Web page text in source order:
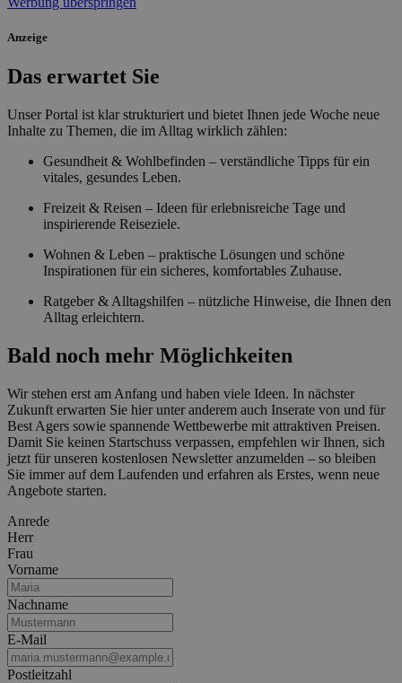
Anzeige
Das erwartet Sie
Unser Portal ist klar strukturiert und bietet Ihnen jede Woche neue
Inhalte zu Themen, die im Alltag wirklich zählen:
Gesundheit & Wohlbefinden – verständliche Tipps für ein
vitales, gesundes Leben.
Freizeit & Reisen – Ideen für erlebnisreiche Tage und
inspirierende Reiseziele.
Wohnen & Leben – praktische Lösungen und schöne
Inspirationen für ein sicheres, komfortables Zuhause.
Ratgeber & Alltagshilfen – nützliche Hinweise, die Ihnen den
Alltag erleichtern.
Bald noch mehr Möglichkeiten
Wir stehen erst am Anfang und haben viele Ideen. In nächster
Zukunft erwarten Sie hier unter anderem auch Inserate von und für
Best Agers sowie spannende Wettbewerbe mit attraktiven Preisen.
Damit Sie keinen Startschuss verpassen, empfehlen wir Ihnen, sich
jetzt für unseren kostenlosen Newsletter anzumelden – so bleiben
Sie immer auf dem Laufenden und erfahren als Erstes, wenn neue
Angebote starten.
Anrede
Herr
Frau
Vorname
Nachname
E-Mail
Postleitzahl